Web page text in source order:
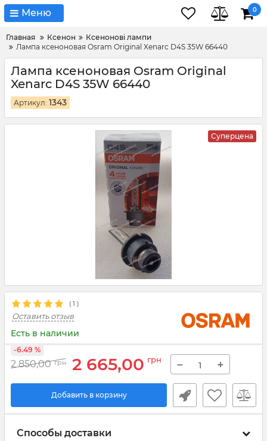
Меню 0
Главная Ксенон
Ксенонові лампи
Лампа ксеноновая Osram Original Xenarc D4S 35W 66440
Лампа ксеноновая Osram Original
Xenarc D4S 35W 66440
Артикул: 1343
Суперцена
( 1 )
Оставить отзыв
Есть в наличии
2 850,00 грн 2 665,00 грн
-6.49 %
− +
Добавить в корзину
Способы доставки